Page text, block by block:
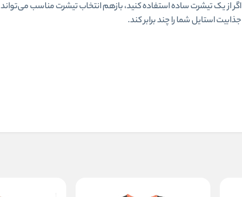
اگر از یک تیشرت ساده استفاده کنید، بازهم انتخاب تیشرت مناسب می‌تواند
جذابیت استایل شما را چند برابر کند.